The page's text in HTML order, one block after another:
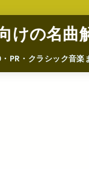
けの名曲
PR・クラシック音楽